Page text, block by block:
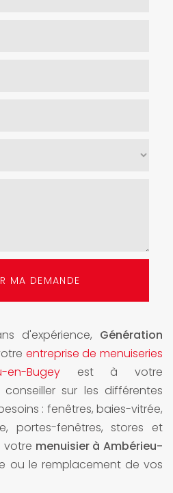
MA DEMANDE
d'expérience, Génération
entreprise de menuiseries
en-Bugeyest à votre
sur les différentes
: fenêtres, baies-vitrée,
portes-fenêtres, stores et
votre menuisier à Ambérieu-
ou le remplacement de vos